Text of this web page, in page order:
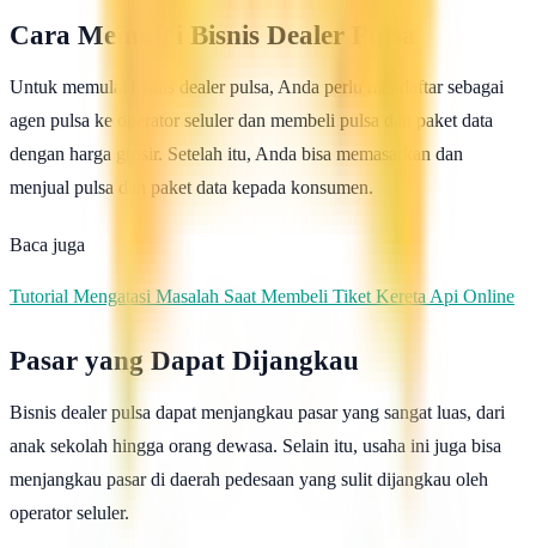
Cara Memulai Bisnis Dealer Pulsa
Untuk memulai bisnis dealer pulsa, Anda perlu mendaftar sebagai
agen pulsa ke operator seluler dan membeli pulsa dan paket data
dengan harga grosir. Setelah itu, Anda bisa memasarkan dan
menjual pulsa dan paket data kepada konsumen.
Baca juga
Tutorial Mengatasi Masalah Saat Membeli Tiket Kereta Api Online
Pasar yang Dapat Dijangkau
Bisnis dealer pulsa dapat menjangkau pasar yang sangat luas, dari
anak sekolah hingga orang dewasa. Selain itu, usaha ini juga bisa
menjangkau pasar di daerah pedesaan yang sulit dijangkau oleh
operator seluler.